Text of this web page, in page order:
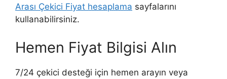
Arası Çekici Fiyat hesaplama sayfalarını
kullanabilirsiniz.
Hemen Fiyat Bilgisi Alın
7/24 çekici desteği için hemen arayın veya